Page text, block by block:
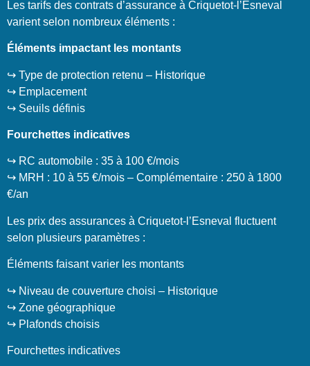
Les tarifs des contrats d’assurance à Criquetot-l’Esneval
varient selon nombreux éléments :
Éléments impactant les montants
↪️ Type de protection retenu – Historique
↪️ Emplacement
↪️ Seuils définis
Fourchettes indicatives
↪️ RC automobile : 35 à 100 €/mois
↪️ MRH : 10 à 55 €/mois – Complémentaire : 250 à 1800
€/an
Les prix des assurances à Criquetot-l’Esneval fluctuent
selon plusieurs paramètres :
Éléments faisant varier les montants
↪️ Niveau de couverture choisi – Historique
↪️ Zone géographique
↪️ Plafonds choisis
Fourchettes indicatives